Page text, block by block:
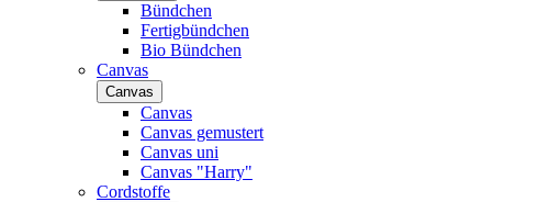
Bündchen
Fertigbündchen
Bio Bündchen
Canvas
Canvas
Canvas
Canvas gemustert
Canvas uni
Canvas "Harry"
Cordstoffe